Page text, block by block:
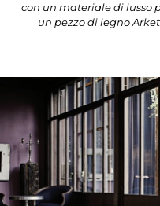
con un materiale di lusso
un pezzo di legno